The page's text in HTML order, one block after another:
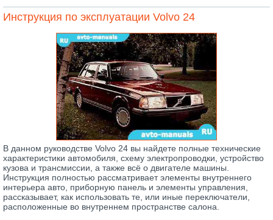
Инструкция по эксплуатации Volvo 24
В данном руководстве Volvo 24 вы найдете полные технические
характеристики автомобиля, схему электропроводки, устройство
кузова и трансмиссии, а также всё о двигателе машины.
Инструкция полностью рассматривает элементы внутреннего
интерьера авто, приборную панель и элементы управления,
рассказывает, как использовать те, или иные переключатели,
расположенные во внутреннем пространстве салона.